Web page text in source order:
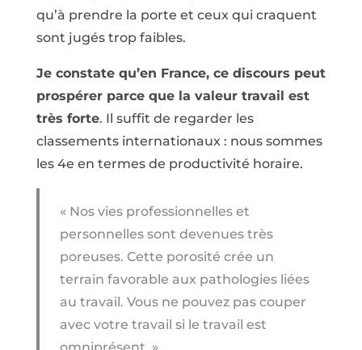
qu’à prendre la porte et ceux qui craquent
sont jugés trop faibles.
Je constate qu’en France, ce discours peut
prospérer parce que la valeur travail est
très forte. Il suffit de regarder les
classements internationaux : nous sommes
les 4e en termes de productivité horaire.
« Nos vies professionnelles et
personnelles sont devenues très
poreuses. Cette porosité crée un
terrain favorable aux pathologies liées
au travail. Vous ne pouvez pas couper
avec votre travail si le travail est